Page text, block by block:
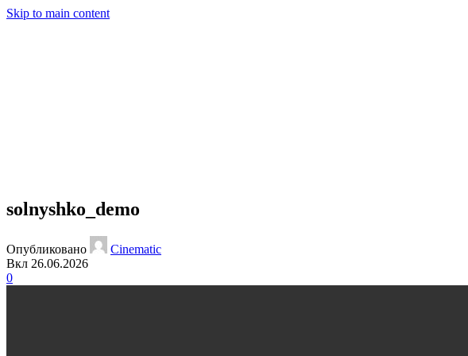
Skip to main content
solnyshko_demo
Опубликовано
Cinematic
Вкл 26.06.2026
0